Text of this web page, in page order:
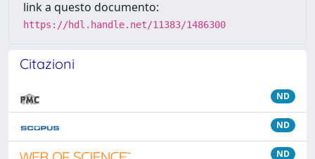
link a questo documento:
https://hdl.handle.net/11383/1486300
Citazioni
ND
ND
ND